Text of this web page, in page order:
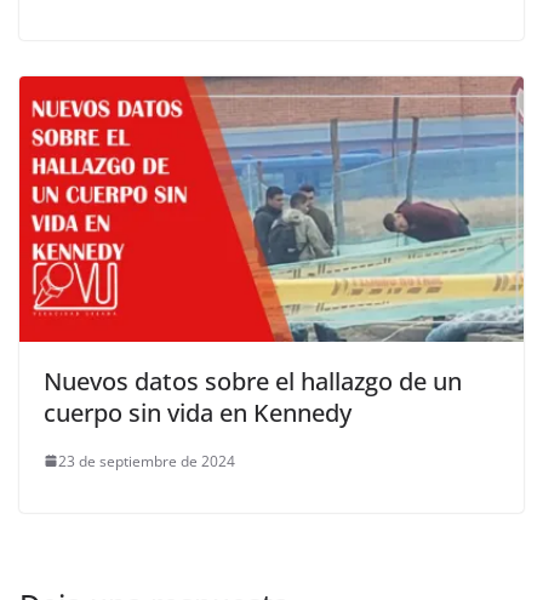
Nuevos datos sobre el hallazgo de un
cuerpo sin vida en Kennedy
23 de septiembre de 2024